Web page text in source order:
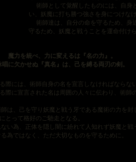
術師として覚醒したものには、自身
い、妖魔に打ち勝つ強さを身につけな
術師達は、自分の命を守るため、身
守るため、妖魔と戦うことを運命付けら
魔力を統べ、力に変えるは『名の力』。
唱に欠かせぬ『真名』は、己を縛る両刃の剣。
際には、術師自身の名を宣言しなければならない
際に宣言された名は周囲の人々に伝わり、術師
は、己を守り妖魔と戦う牙である魔術の力を封
とって格好のご馳走となる。
い為、正体を隠し闇に紛れて人知れず妖魔と戦
為ではなく、ただ大切なものを守るために。